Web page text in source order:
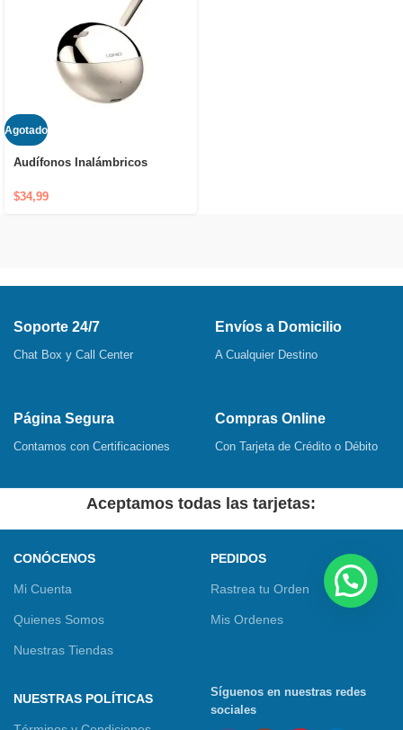
Agotado
Audífonos Inalámbricos
$34,99
Soporte 24/7
Chat Box y Call Center
Envíos a Domicilio
A Cualquier Destino
Página Segura
Contamos con Certificaciones
Compras Online
Con Tarjeta de Crédito o Débito
Aceptamos todas las tarjetas:
CONÓCENOS
Mi Cuenta
Quienes Somos
Nuestras Tiendas
PEDIDOS
Rastrea tu Orden
Mis Ordenes
NUESTRAS POLÍTICAS
Síguenos en nuestras redes
sociales